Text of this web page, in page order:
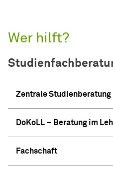
Wer hilft?
Zentrale Studienberatung
DoKoLL – Beratung im
Fachschaft